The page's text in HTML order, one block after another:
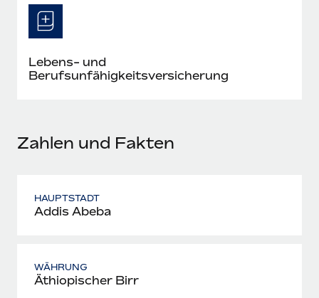
Mehr erfahren
Lebens- und
Berufsunfähigkeitsversicherung
Zahlen und Fakten
HAUPTSTADT
Addis Abeba
WÄHRUNG
Äthiopischer Birr